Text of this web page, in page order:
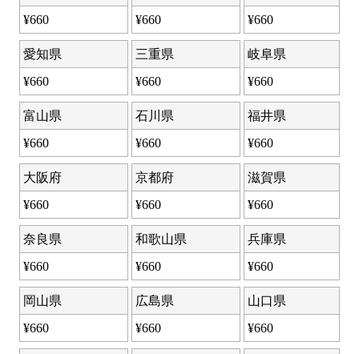
¥660
¥660
¥660
愛知県
¥660
三重県
¥660
岐阜県
¥660
富山県
¥660
石川県
¥660
福井県
¥660
大阪府
¥660
京都府
¥660
滋賀県
¥660
奈良県
¥660
和歌山県
¥660
兵庫県
¥660
岡山県
¥660
広島県
¥660
山口県
¥660